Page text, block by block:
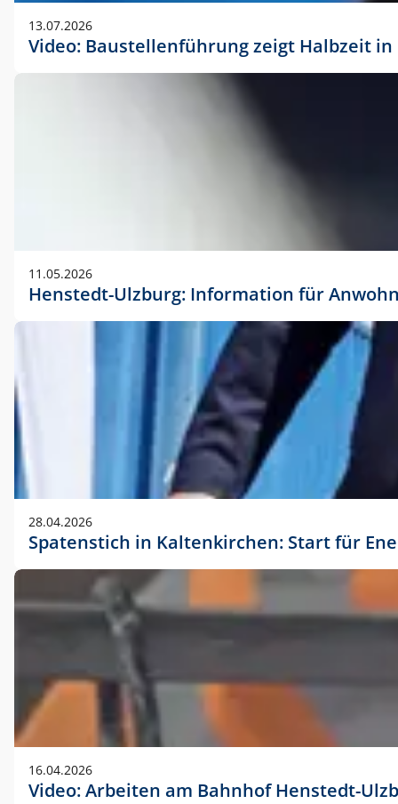
13.07.2026
Video: Baustellenführung zeigt Halbzeit
11.05.2026
Henstedt-Ulzburg: Information für
28.04.2026
Spatenstich in Kaltenkirchen: Start für
16.04.2026
Video: Arbeiten am Bahnhof Henstedt-